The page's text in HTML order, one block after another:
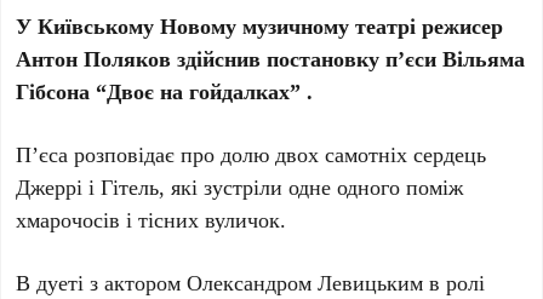
У Київському Новому музичному театрі режисер
Антон Поляков здійснив постановку п’єси Вільяма
Гібсона “Двоє на гойдалках” .
П’єса розповідає про долю двох самотніх сердець
Джеррі і Гітель, які зустріли одне одного поміж
хмарочосів і тісних вуличок.
В дуеті з актором Олександром Левицьким в ролі